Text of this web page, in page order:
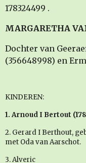
178324499 .
MARGARETHA
Dochter van
(356648998) en
KINDEREN:
1.Arnoud I Bertout
2. Gerard I Berthout,
met Oda van Aarschot.
3. Alveric